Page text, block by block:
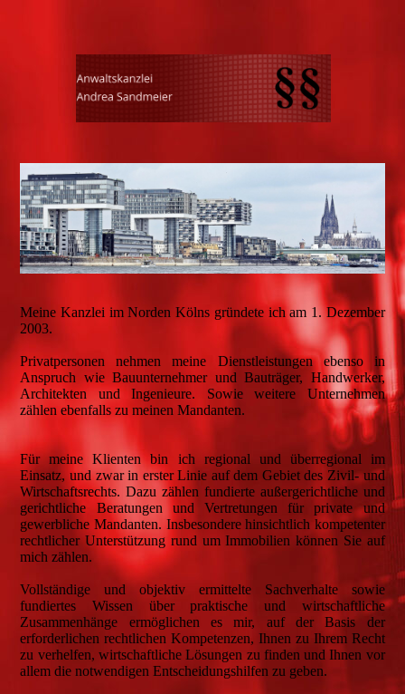
Meine Kanzlei im Norden Kölns gründete ich am 1. Dezember
2003.
Privatpersonen nehmen meine Dienstleistungen ebenso in
Anspruch wie Bauunternehmer und Bauträger, Handwerker,
Architekten und Ingenieure. Sowie weitere Unternehmen
zählen ebenfalls zu meinen Mandanten.
Für meine Klienten bin ich regional und überregional im
Einsatz, und zwar in erster Linie auf dem Gebiet des Zivil- und
Wirtschaftsrechts. Dazu zählen fundierte außergerichtliche und
gerichtliche Beratungen und Vertretungen für private und
gewerbliche Mandanten. Insbesondere hinsichtlich kompetenter
rechtlicher Unterstützung rund um Immobilien können Sie auf
mich zählen.
Vollständige und objektiv ermittelte Sachverhalte sowie
fundiertes Wissen über praktische und wirtschaftliche
Zusammenhänge ermöglichen es mir, auf der Basis der
erforderlichen rechtlichen Kompetenzen, Ihnen zu Ihrem Recht
zu verhelfen, wirtschaftliche Lösungen zu finden und Ihnen vor
allem die notwendigen Entscheidungshilfen zu geben.